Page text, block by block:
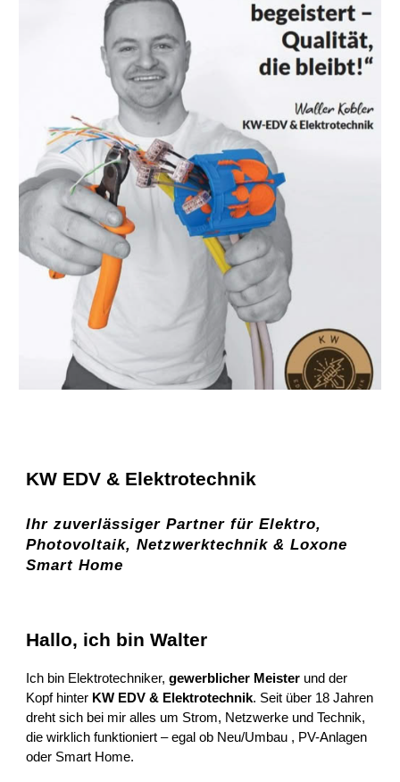
KW EDV & Elektrotechnik
Ihr zuverlässiger Partner für Elektro,
Photovoltaik, Netzwerktechnik & Loxone
Smart Home
Hallo, ich bin Walter
Ich bin Elektrotechniker,gewerblicher Meister und der
Kopf hinter KW EDV & Elektrotechnik. Seit über 18 Jahren
dreht sich bei mir alles um Strom, Netzwerke und Technik,
die wirklich funktioniert – egal ob Neu/Umbau , PV-Anlagen
oder Smart Home.